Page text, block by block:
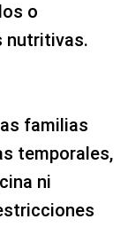
o
nutritivas.
familias
temporales,
ni